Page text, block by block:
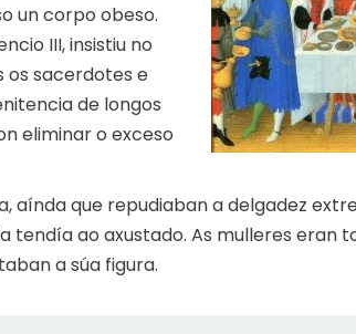
un corpo obeso.
III, insistiu no
os sacerdotes e
de longos
eliminar o exceso
aínda que repudiaban a delgadez
tendía ao axustado. As mulleres eran
a súa figura.